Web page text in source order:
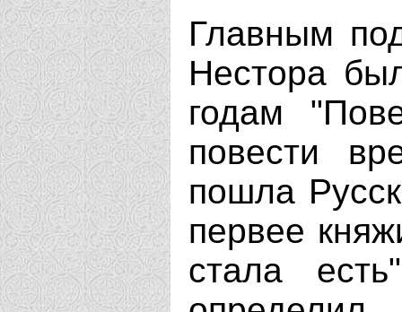
Главным
Нестора
годам
повести
пошла
первее
стала